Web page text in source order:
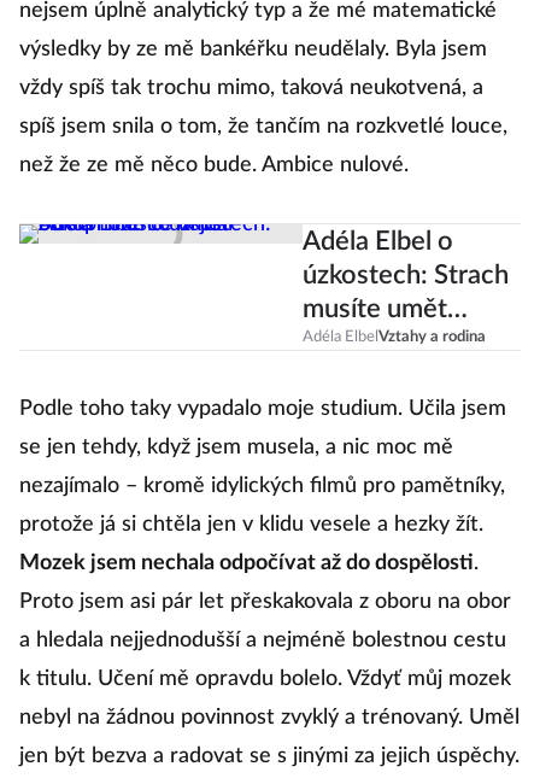
nejsem úplně analytický typ a že mé matematické
výsledky by ze mě bankéřku neudělaly. Byla jsem
vždy spíš tak trochu mimo, taková neukotvená, a
spíš jsem snila o tom, že tančím na rozkvetlé louce,
než že ze mě něco bude. Ambice nulové.
Adéla Elbel o
úzkostech: Strach
musíte umět
odkopnout co
Adéla Elbel Vztahy a rodina
Podle toho taky vypadalo moje studium. Učila jsem
se jen tehdy, když jsem musela, a nic moc mě
nezajímalo – kromě idylických filmů pro pamětníky,
protože já si chtěla jen v klidu vesele a hezky žít.
Mozek jsem nechala odpočívat až do dospělosti.
Proto jsem asi pár let přeskakovala z oboru na obor
a hledala nejjednodušší a nejméně bolestnou cestu
k titulu. Učení mě opravdu bolelo. Vždyť můj mozek
nebyl na žádnou povinnost zvyklý a trénovaný. Uměl
jen být bezva a radovat se s jinými za jejich úspěchy.